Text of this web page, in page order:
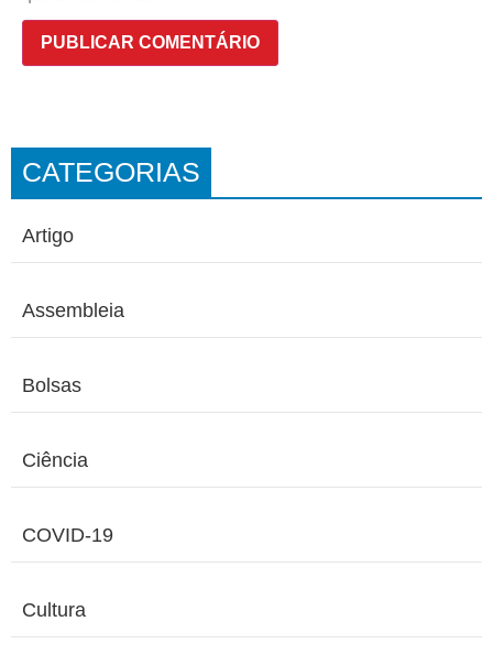
CATEGORIAS
Artigo
Assembleia
Bolsas
Ciência
COVID-19
Cultura